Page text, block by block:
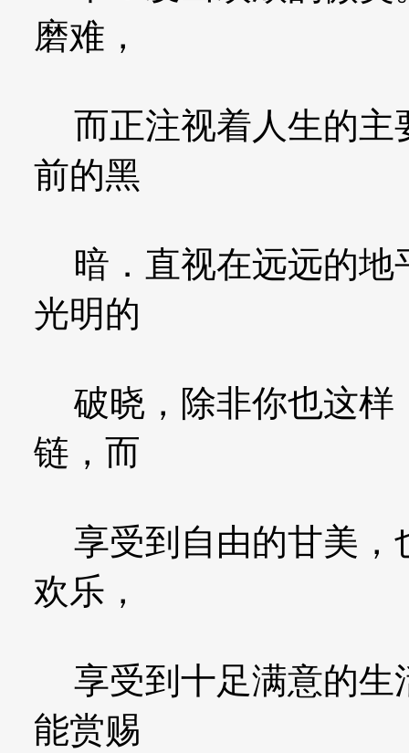
磨难，
而正注视着人生的主
前的黑
暗．直视在远远的地
光明的
破晓，除非你也这样
链，而
享受到自由的甘美，
欢乐，
享受到十足满意的生
能赏赐